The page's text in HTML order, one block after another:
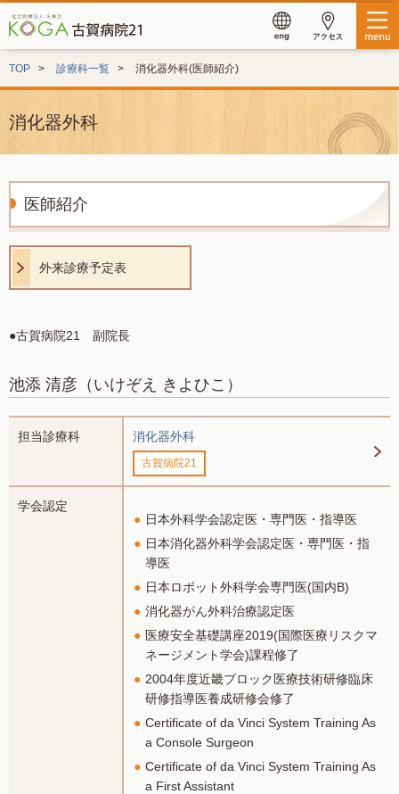
TOP 診療科一覧 消化器外科(医師紹介)
消化器外科
医師紹介
外来診療予定表
●古賀病院21 副院長
池添 清彦 （いけぞえ きよひこ）
担当診療科 消化器外科
古賀病院21
学会認定
日本外科学会認定医・専門医・指導医
日本消化器外科学会認定医・専門医・指
導医
日本ロボット外科学会専門医(国内B)
消化器がん外科治療認定医
医療安全基礎講座2019(国際医療リスクマ
ネージメント学会)課程修了
2004年度近畿ブロック医療技術研修臨床
研修指導医養成研修会修了
Certificate of da Vinci System Training As
a Console Surgeon
Certificate of da Vinci System Training As
a First Assistant